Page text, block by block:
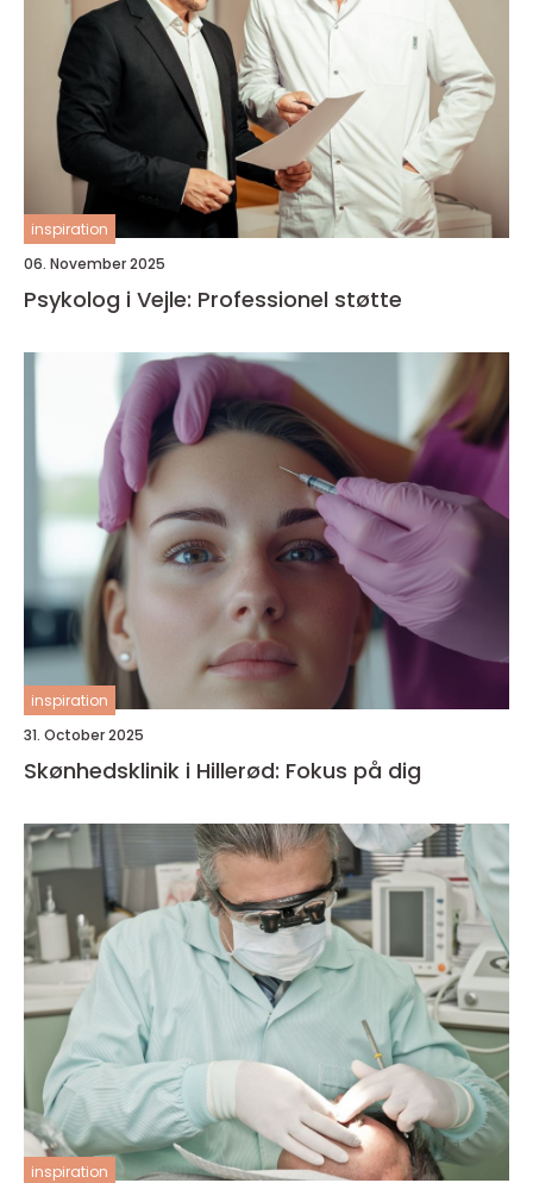
inspiration
06. November 2025
Psykolog i Vejle: Professionel støtte
inspiration
31. October 2025
Skønhedsklinik i Hillerød: Fokus på dig
inspiration